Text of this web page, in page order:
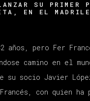
SU PRIMER
EN EL
años, pero Fer
camino en el
su socio Javier
con quien